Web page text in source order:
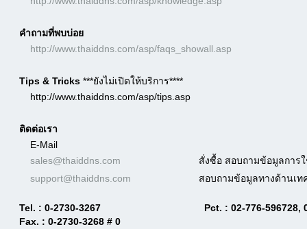
คำถามที่พบบ่อย
http://www.thaiddns.com/asp/faqs_showall.asp
Tips & Tricks ***ยังไม่เปิดให้บริการ****
http://www.thaiddns.com/asp/tips.asp
ติดต่อเรา
E-Mail
sales@thaiddns.com
สั่งซื้อ สอบถามข้อมูลการ
support@thaiddns.com
สอบถามข้อมูลทางด้านเ
Tel. : 0-2730-3267
Pct. : 02-776-596728,
Fax. : 0-2730-3268 # 0